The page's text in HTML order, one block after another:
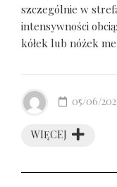
szczególnie w
intensywności
kółek lub nóżek
WIĘCEJ
05/06/